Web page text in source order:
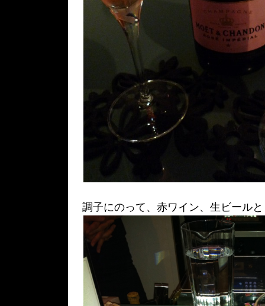
調子にのって、赤ワイン、生ビール